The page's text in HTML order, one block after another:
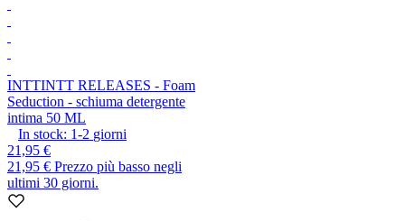
INTTINTT RELEASES - Foam
Seduction - schiuma detergente
intima 50 ML
In stock: 1-2 giorni
21,95 €
21,95 € Prezzo più basso negli
ultimi 30 giorni.